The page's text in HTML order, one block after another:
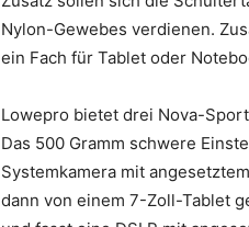
Nylon-Gewebes verdienen.
ein Fach für Tablet oder
Lowepro bietet drei Nova-
Das 500 Gramm schwere
Systemkamera mit
dann von einem 7-Zoll-Tablet